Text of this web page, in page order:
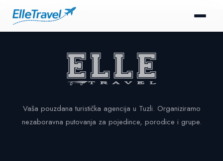
Putovanje nije pronađeno.
Vaša pouzdana turistička agencija u Tuzli. Organiziramo
nezaboravna putovanja za pojedince, porodice i grupe.